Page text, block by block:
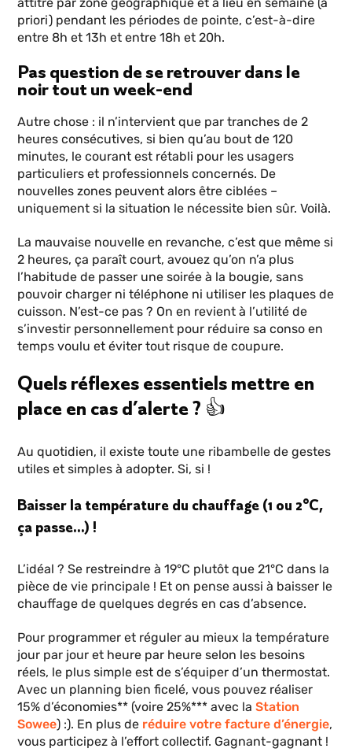
priori) pendant les périodes de pointe, c’est-à-dire
entre 8h et 13h et entre 18h et 20h.
Pas question de se retrouver dans le
noir tout un week-end
Autre chose : il n’intervient que par tranches de 2
heures consécutives, si bien qu’au bout de 120
minutes, le courant est rétabli pour les usagers
particuliers et professionnels concernés. De
nouvelles zones peuvent alors être ciblées –
uniquement si la situation le nécessite bien sûr. Voilà.
La mauvaise nouvelle en revanche, c’est que même si
2 heures, ça paraît court, avouez qu’on n’a plus
l’habitude de passer une soirée à la bougie, sans
pouvoir charger ni téléphone ni utiliser les plaques de
cuisson. N’est-ce pas ? On en revient à l’utilité de
s’investir personnellement pour réduire sa conso en
temps voulu et éviter tout risque de coupure.
Quels réflexes essentiels mettre en
place en cas d’alerte ? 👍
Au quotidien, il existe toute une ribambelle de gestes
utiles et simples à adopter. Si, si !
Baisser la température du chauffage (1 ou 2°C,
ça passe…) !
L’idéal ? Se restreindre à 19°C plutôt que 21°C dans la
pièce de vie principale ! Et on pense aussi à baisser le
chauffage de quelques degrés en cas d’absence.
Pour programmer et réguler au mieux la température
jour par jour et heure par heure selon les besoins
réels, le plus simple est de s’équiper d’un thermostat.
Avec un planning bien ficelé, vous pouvez réaliser
15% d’économies** (voire 25%*** avec laStation
Sowee) :). En plus de réduire votre facture d’énergie,
vous participez à l’effort collectif. Gagnant-gagnant !